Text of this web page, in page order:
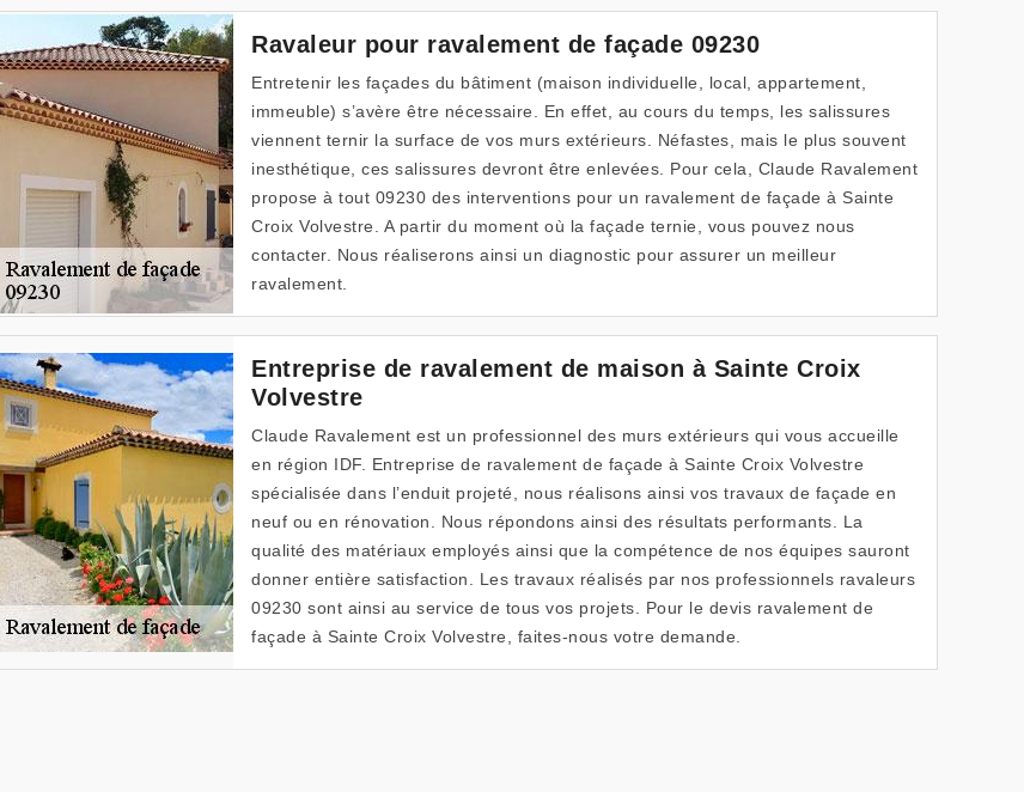
Ravaleur pour ravalement de façade 09230
Entretenir les façades du bâtiment (maison individuelle, local, appartement,
immeuble) s’avère être nécessaire. En effet, au cours du temps, les salissures
viennent ternir la surface de vos murs extérieurs. Néfastes, mais le plus souvent
inesthétique, ces salissures devront être enlevées. Pour cela, Claude Ravalement
propose à tout 09230 des interventions pour un ravalement de façade à Sainte
Croix Volvestre. A partir du moment où la façade ternie, vous pouvez nous
contacter. Nous réaliserons ainsi un diagnostic pour assurer un meilleur
ravalement.
Entreprise de ravalement de maison à Sainte Croix
Volvestre
Claude Ravalement est un professionnel des murs extérieurs qui vous accueille
en région IDF. Entreprise de ravalement de façade à Sainte Croix Volvestre
spécialisée dans l’enduit projeté, nous réalisons ainsi vos travaux de façade en
neuf ou en rénovation. Nous répondons ainsi des résultats performants. La
qualité des matériaux employés ainsi que la compétence de nos équipes sauront
donner entière satisfaction. Les travaux réalisés par nos professionnels ravaleurs
09230 sont ainsi au service de tous vos projets. Pour le devis ravalement de
façade à Sainte Croix Volvestre, faites-nous votre demande.